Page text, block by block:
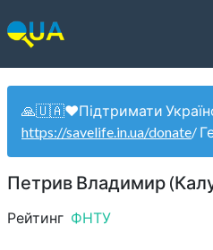
🙏🇺🇦❤️Підтримати
https://savelife.in.ua/donate/
Петрив Владимир
Рейтинг ФНТУ